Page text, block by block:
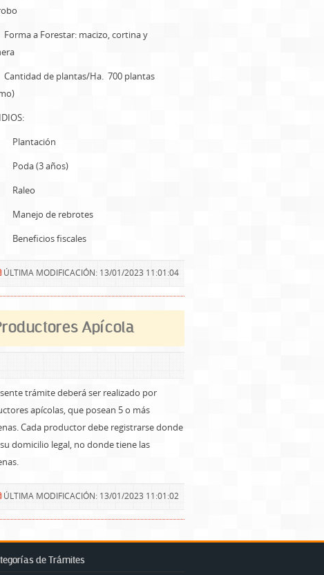
a Forestar: macizo, cortina y
de plantas/Ha. 700 plantas
(3 años)
de rebrotes
fiscales
ÚLTIMA MODIFICACIÓN: 13/01/2023 11:01:04
Apícola
trámite deberá ser realizado por
apícolas, que posean 5 o más
Cada productor debe registrarse donde
domicilio legal, no donde tiene las
ÚLTIMA MODIFICACIÓN: 13/01/2023 11:01:02
de Trámites